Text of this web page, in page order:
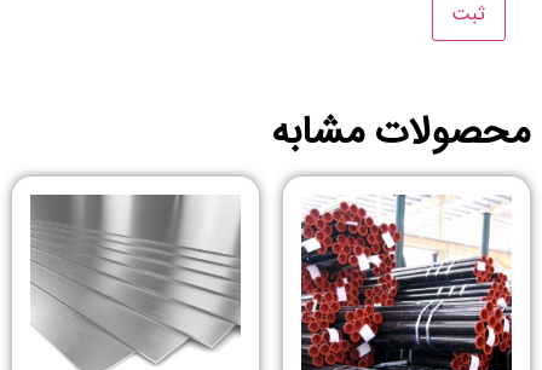
محصولات مشابه